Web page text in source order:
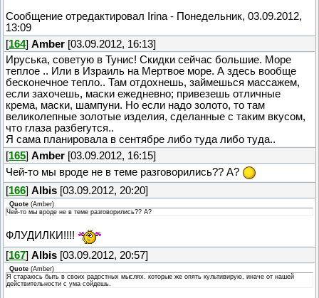
Сообщение отредактировал
Irina - Понедельник, 03.09.2012,
13:09
[164] Amber [03.09.2012, 16:13]
Ируська, советую в Тунис! Скидки сейчас большие. Море
теплое .. Или в Израиль на Мертвое море. А здесь вообще
бесконечное тепло.. Там отдохнешь, займешься массажем,
если захочешь, маски ежедневно; привезешь отличные
крема, маски, шампуни. Но если надо золото, то там
великолепные золотые изделия, сделанные с таким вкусом,
что глаза разбегутся..
Я сама планировала в сентябре либо туда либо туда..
[165] Amber [03.09.2012, 16:15]
Чей-то мы вроде не в теме разговорились?? А?
[166] Albis [03.09.2012, 20:20]
Quote (Amber)
Чей-то мы вроде не в теме разговорились?? А?
ФЛУДИЛКИ!!!!
[167] Albis [03.09.2012, 20:57]
Quote (Amber)
Я стараюсь быть в своих радостных мыслях. которые же опять культивирую, иначе от нашей
действительности с ума сойдешь.